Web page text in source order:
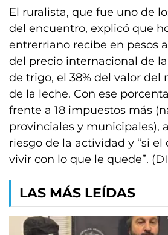
El ruralista, que fue uno de
del encuentro, explicó que
entrerriano recibe en pesos
del precio internacional de la
de trigo, el 38% del valor del
de la leche. Con ese
frente a 18 impuestos más
provinciales y municipales),
riesgo de la actividad y “si
vivir con lo que le quede”.
LAS MÁS LEÍDAS